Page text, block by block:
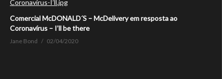
Comercial McDONALD´S – McDelivery em resposta ao
Coronavírus – I’ll be there
Jane Bond 02/04/2020